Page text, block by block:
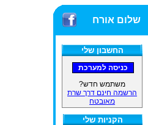
שלום אורח
החשבון שלי
משתמש חדש?
הרשמה חינם דרך שרת
מאובטח
הקניות שלי